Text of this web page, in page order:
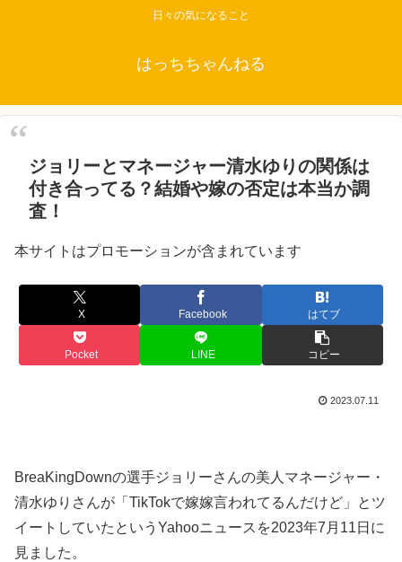
日々の気になること
はっちちゃんねる
ジョリーとマネージャー清水ゆりの関係は
付き合ってる？結婚や嫁の否定は本当か調
査！
本サイトはプロモーションが含まれています
X Facebook はてブ
Pocket LINE コピー
2023.07.11
BreaKingDownの選手ジョリーさんの美人マネージャー・
清水ゆりさんが「TikTokで嫁嫁言われてるんだけど」とツ
イートしていたというYahooニュースを2023年7月11日に
見ました。